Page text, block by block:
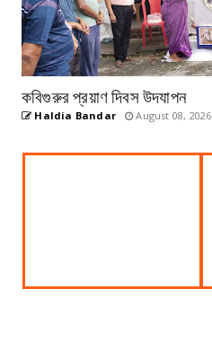
কবিগুরুর প্রয়াণ দিবস উদযাপন
Haldia Bandar August 08, 2026